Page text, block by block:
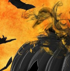
à tous,